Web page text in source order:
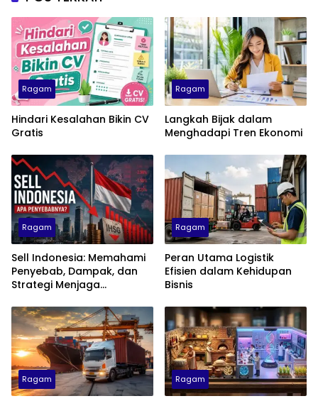
Ragam
Hindari Kesalahan Bikin CV
Gratis
Ragam
Langkah Bijak dalam
Menghadapi Tren Ekonomi
Ragam
Sell Indonesia: Memahami
Penyebab, Dampak, dan
Strategi Menjaga
Ragam
Peran Utama Logistik
Efisien dalam Kehidupan
Bisnis
Ragam Ragam